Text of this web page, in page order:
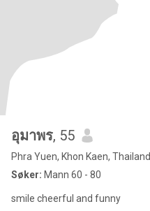
อุมาพร, 55
Phra Yuen, Khon Kaen, Thailand
Søker: Mann 60 - 80
smile cheerful and funny